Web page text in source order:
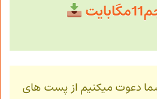
دعوت میکنیم از پست های